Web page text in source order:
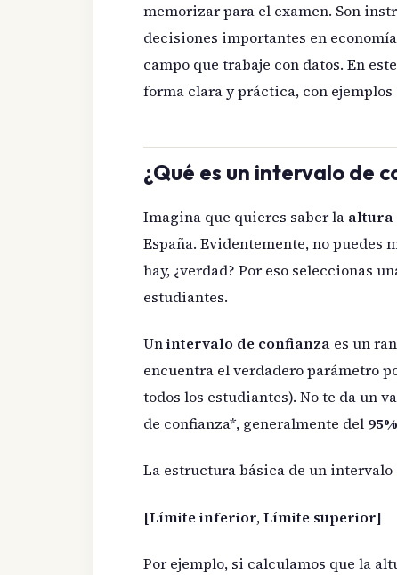
memorizar para el examen. Son
decisiones importantes en
campo que trabaje con datos. En
forma clara y práctica, con
¿Qué es un intervalo de
Imagina que quieres saber la altura
España. Evidentemente, no puedes
hay, ¿verdad? Por eso seleccionas
estudiantes.
Unintervalo de confianza es un
encuentra el verdadero parámetro
todos los estudiantes). No te da un
de confianza*, generalmente del 95%
La estructura básica de un intervalo
[Límite inferior, Límite superior]
Por ejemplo, si calculamos que la